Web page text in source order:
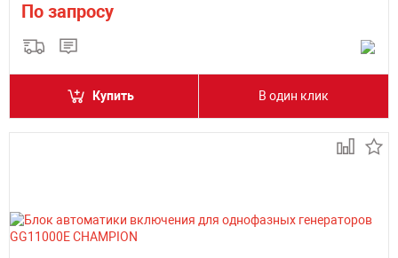
По запросу
Купить В один клик